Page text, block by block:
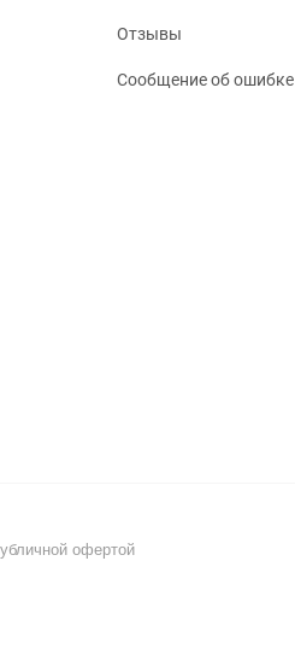
Отзывы
Сообщение об ошибке
офертой